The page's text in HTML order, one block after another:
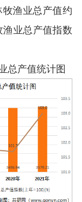
渔业总产值约
业总产值指数
总产值统计图